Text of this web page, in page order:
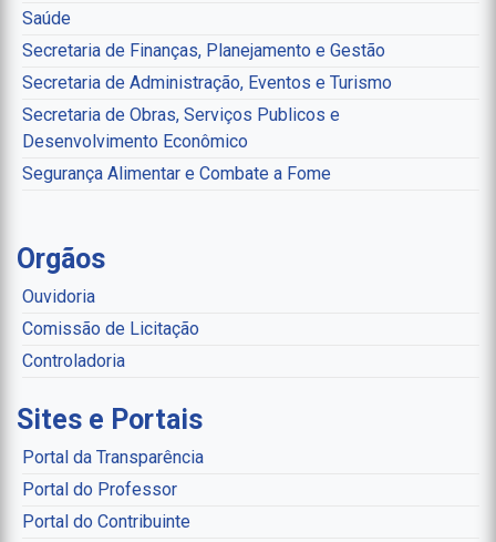
Saúde
Secretaria de Finanças, Planejamento e Gestão
Secretaria de Administração, Eventos e Turismo
Secretaria de Obras, Serviços Publicos e
Desenvolvimento Econômico
Segurança Alimentar e Combate a Fome
Orgãos
Ouvidoria
Comissão de Licitação
Controladoria
Sites e Portais
Portal da Transparência
Portal do Professor
Portal do Contribuinte